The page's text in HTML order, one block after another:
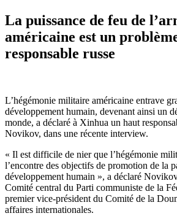
La puissance de feu de
américaine est un
responsable russe
L’hégémonie militaire américaine entrave
développement humain, devenant ainsi un
monde, a déclaré à Xinhua un haut
Novikov, dans une récente interview.
« Il est difficile de nier que l’hégémonie
l’encontre des objectifs de promotion de la
développement humain », a déclaré
Comité central du Parti communiste de la
premier vice-président du Comité de la
affaires internationales.